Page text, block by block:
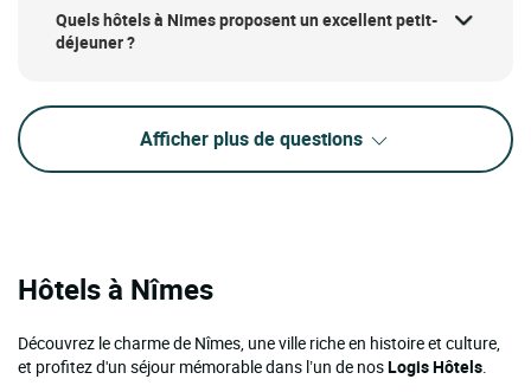
Quels hôtels à Nimes proposent un excellent petit-
déjeuner ?
Afficher plus de questions
Hôtels à Nîmes
Découvrez le charme de Nîmes, une ville riche en histoire et culture,
et profitez d'un séjour mémorable dans l’un de nosLogis Hôtels.